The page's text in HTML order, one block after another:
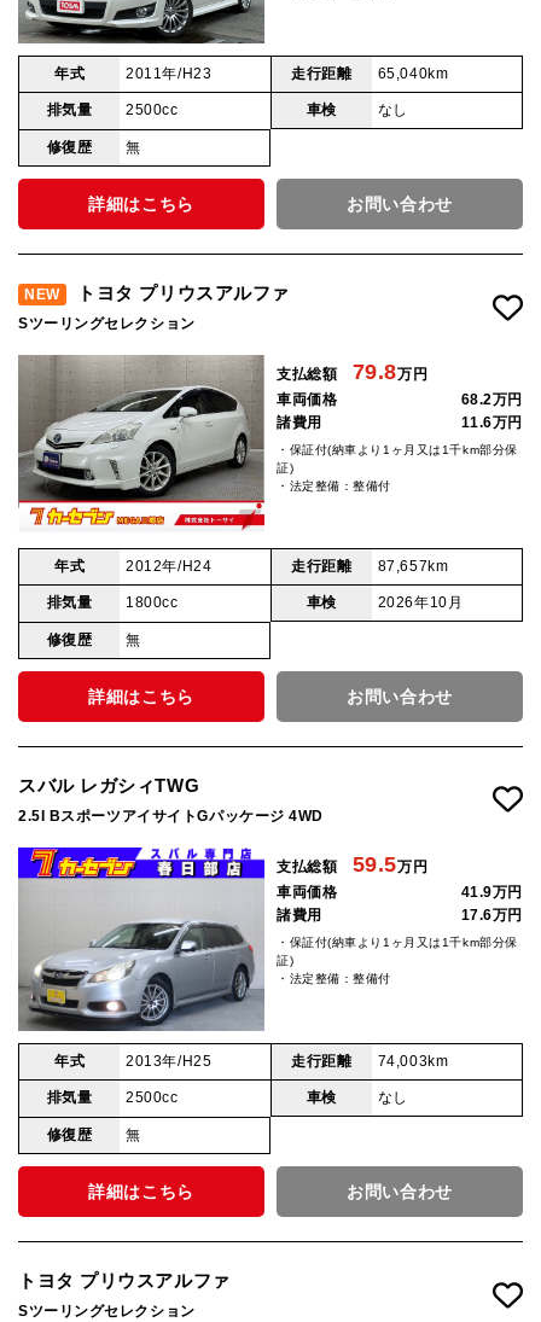
年式 2011年/H23 走行距離 65,040km
排気量 2500cc 車検 なし
修復歴 無
詳細はこちら お問い合わせ
NEW トヨタ プリウスアルファ
Sツーリングセレクション
支払総額 79.8万円
車両価格
68.2万円
諸費用
11.6万円
・保証付(納車より1ヶ月又は1千km部分保
証)
・法定整備：整備付
年式 2012年/H24 走行距離 87,657km
排気量 1800cc 車検 2026年10月
修復歴 無
詳細はこちら お問い合わせ
スバル レガシィTWG
2.5I BスポーツアイサイトGパッケージ 4WD
支払総額 59.5万円
車両価格
41.9万円
諸費用
17.6万円
・保証付(納車より1ヶ月又は1千km部分保
証)
・法定整備：整備付
年式 2013年/H25 走行距離 74,003km
排気量 2500cc 車検 なし
修復歴 無
詳細はこちら お問い合わせ
トヨタ プリウスアルファ
Sツーリングセレクション